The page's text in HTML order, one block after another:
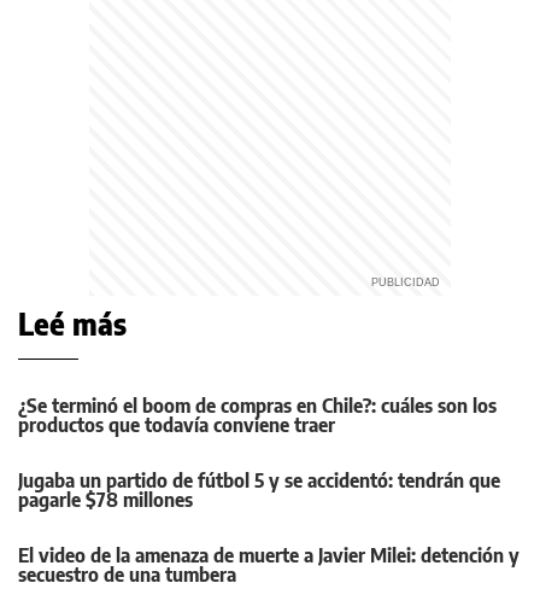
Leé más
¿Se terminó el boom de compras en Chile?: cuáles son los
productos que todavía conviene traer
Jugaba un partido de fútbol 5 y se accidentó: tendrán que
pagarle $78 millones
El video de la amenaza de muerte a Javier Milei: detención y
secuestro de una tumbera